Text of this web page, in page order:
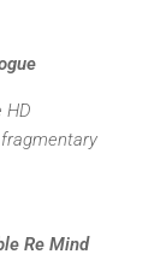
HD
fragmentary
Re Mind